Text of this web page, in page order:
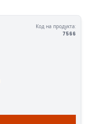
Код на продукта:
7566